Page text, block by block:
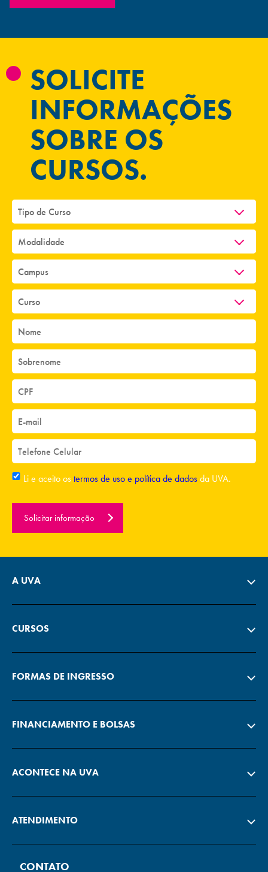
SOLICITE
INFORMAÇÕES
SOBRE OS
CURSOS.
Li e aceito ostermos de uso e política de dadosda UVA.
Solicitar informação
A UVA
CURSOS
FORMAS DE INGRESSO
FINANCIAMENTO E BOLSAS
ACONTECE NA UVA
ATENDIMENTO
CONTATO